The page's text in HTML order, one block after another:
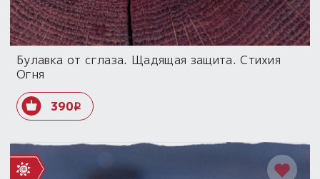
Булавка от сглаза. Щадящая защита. Стихия
Огня
390i